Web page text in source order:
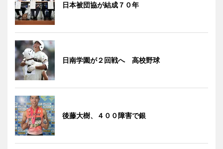
日本被団協が結成７０年
日南学園が２回戦へ 高校野球
後藤大樹、４００障害で銀